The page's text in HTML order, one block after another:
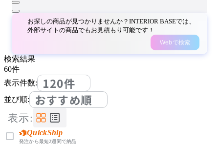
お探しの商品が見つかりませんか？INTERIOR BASEでは、
外部サイトの商品でもお見積もり可能です！
Webで検索
検索結果
60件
表示件数:
120件
並び順: おすすめ順
表示:
QuickShip
発注から最短2週間で納品